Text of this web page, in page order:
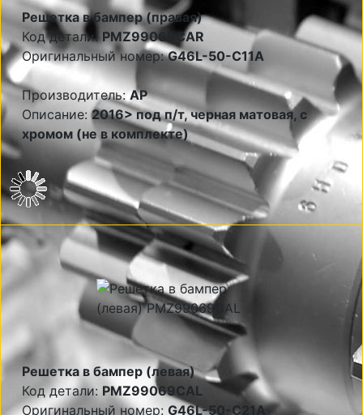
Решетка в бампер (правая)
Код детали: PMZ99069CAR
Оригинальный номер:G46L-50-C11A
Производитель:AP
Описание:2016> под п/т, черная матовая, с
хромом (не в комплекте)
Решетка в бампер (левая)
Код детали: PMZ99069CAL
Оригинальный номер: G46L-50-C21A